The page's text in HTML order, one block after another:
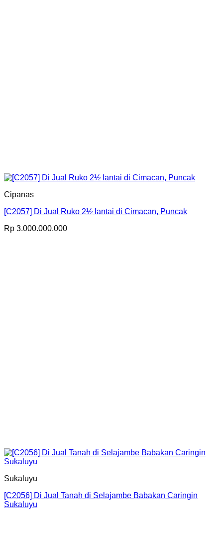
Cipanas
[C2057] Di Jual Ruko 2½ lantai di Cimacan, Puncak
Rp 3.000.000.000
Sukaluyu
[C2056] Di Jual Tanah di Selajambe Babakan Caringin
Sukaluyu